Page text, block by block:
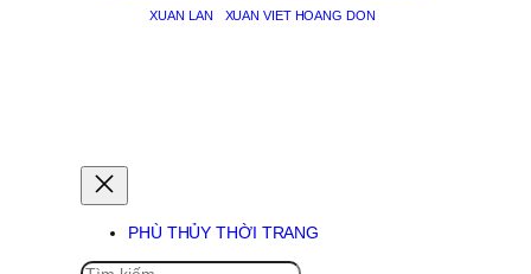
XUAN LAN XUAN VIET HOANG DON
PHÙ THỦY THỜI TRANG